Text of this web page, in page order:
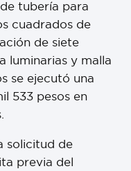
tubería para
cuadrados de
de siete
luminarias y malla
se ejecutó una
533 pesos en
solicitud de
previa del